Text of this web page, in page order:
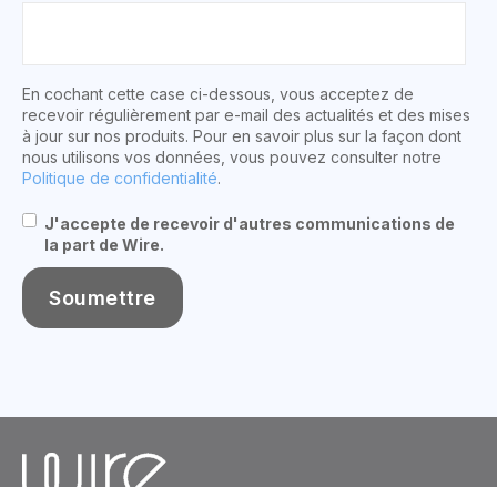
En cochant cette case ci-dessous, vous acceptez de
recevoir régulièrement par e-mail des actualités et des mises
à jour sur nos produits. Pour en savoir plus sur la façon dont
nous utilisons vos données, vous pouvez consulter notre
Politique de confidentialité.
J'accepte de recevoir d'autres communications de
la part de Wire.